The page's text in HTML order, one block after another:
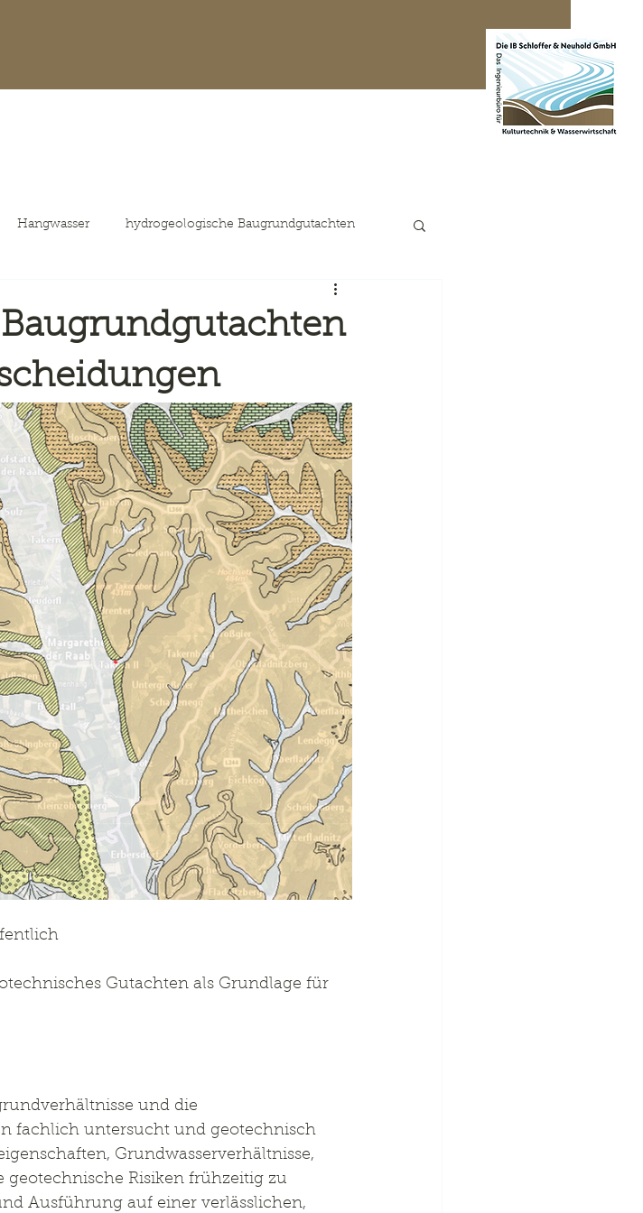
Hangwasser hydrogeologische Baugrundgutachten
Gutachten als Grundlage für
und die
fachlich untersucht und geotechnisch
Grundwasserverhältnisse,
Risiken frühzeitig zu
Ausführung auf einer verlässlichen,